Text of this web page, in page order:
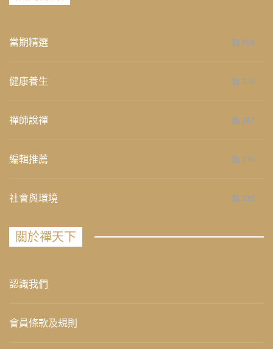
當期精選 658
健康養生 276
禪師說禪 267
編輯推薦 236
社會與環境 235
關於禪天下
認識我們
會員條款及規則